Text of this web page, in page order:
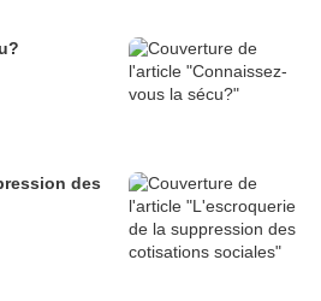
des